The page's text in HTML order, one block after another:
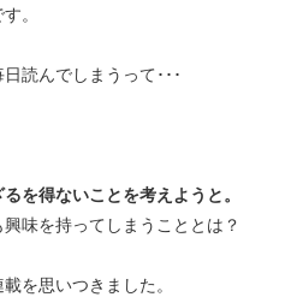
。
読んでしまうって･･･
を得ないことを考えようと。
味を持ってしまうこととは？
を思いつきました。